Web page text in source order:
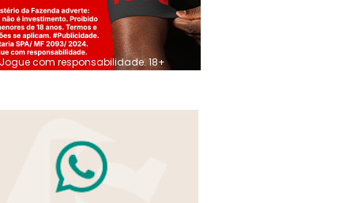
Jogue com responsabilidade. 18+